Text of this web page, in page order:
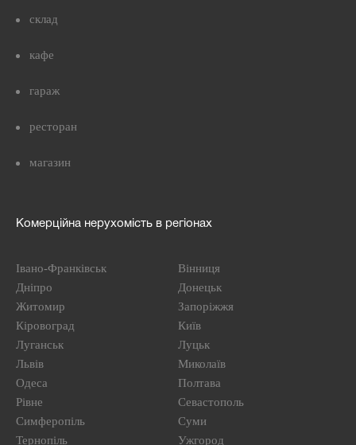
склад
кафе
гараж
ресторан
магазин
Комерційна нерухомість в регіонах
Івано-Франківськ
Вінниця
Дніпро
Донецьк
Житомир
Запоріжжя
Кіровоград
Київ
Луганськ
Луцьк
Львів
Миколаїв
Одеса
Полтава
Рівне
Севастополь
Симферопіль
Суми
Тернопіль
Ужгород